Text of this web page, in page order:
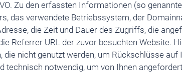
Zu den erfassten Informationen (so
das verwendete Betriebssystem, der
die Zeit und Dauer des Zugriffs, die
Referrer URL der zuvor besuchten Website.
die nicht genutzt werden, um Rückschlüsse auf
technisch notwendig, um von Ihnen